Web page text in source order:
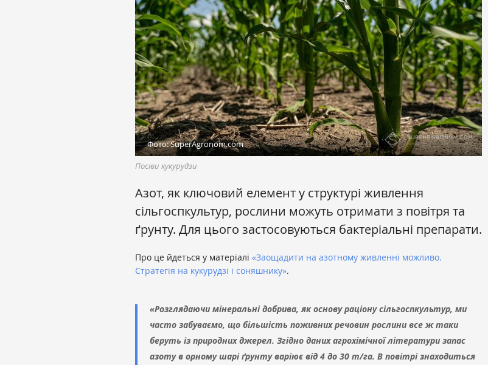
Фото: SuperAgronom.com
Посіви кукурудзи
Азот, як ключовий елемент у структурі живлення
сільгоспкультур, рослини можуть отримати з повітря та
ґрунту. Для цього застосовуються бактеріальні препарати.
Про це йдеться у матеріалі «Заощадити на азотному живленні можливо.
Стратегія на кукурудзі і соняшнику».
«Розглядаючи мінеральні добрива, як основу раціону сільгоспкультур, ми
часто забуваємо, що більшість поживних речовин рослини все ж таки
беруть із природних джерел. Згідно даних агрохімічної літератури запас
азоту в орному шарі ґрунту варіює від 4 до 30 т/га. В повітрі знаходиться